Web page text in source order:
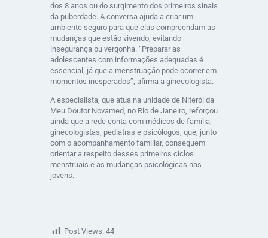
dos 8 anos ou do surgimento dos primeiros sinais
da puberdade. A conversa ajuda a criar um
ambiente seguro para que elas compreendam as
mudanças que estão vivendo, evitando
insegurança ou vergonha. “Preparar as
adolescentes com informações adequadas é
essencial, já que a menstruação pode ocorrer em
momentos inesperados”, afirma a ginecologista.
A especialista, que atua na unidade de Niterói da
Meu Doutor Novamed, no Rio de Janeiro, reforçou
ainda que a rede conta com médicos de família,
ginecologistas, pediatras e psicólogos, que, junto
com o acompanhamento familiar, conseguem
orientar a respeito desses primeiros ciclos
menstruais e as mudanças psicológicas nas
jovens.
Post Views: 44